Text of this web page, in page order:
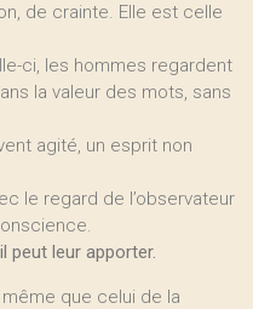
de crainte. Elle est celle
ci, les hommes regardent
la valeur des mots, sans
agité, un esprit non
le regard de l’observateur
peut leur apporter.
même que celui de la